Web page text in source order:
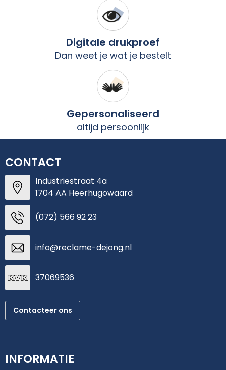
Digitale drukproef
Dan weet je wat je bestelt
Gepersonaliseerd
altijd persoonlijk
CONTACT
Industriestraat 4a
1704 AA Heerhugowaard
(072) 566 92 23
info@reclame-dejong.nl
37069536
Contacteer ons
INFORMATIE